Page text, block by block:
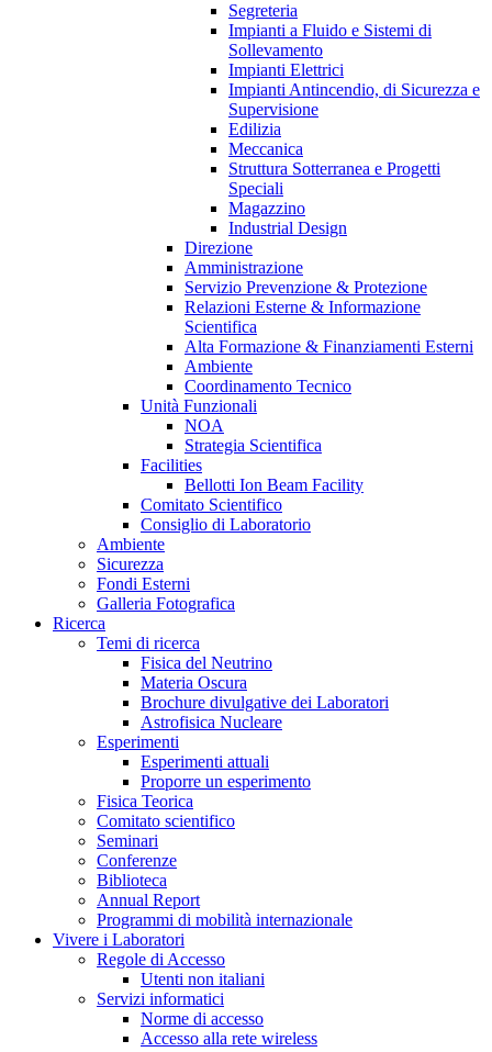
Segreteria
Impianti a Fluido e Sistemi di
Sollevamento
Impianti Elettrici
Impianti Antincendio, di Sicurezza e
Supervisione
Edilizia
Meccanica
Struttura Sotterranea e Progetti
Speciali
Magazzino
Industrial Design
Direzione
Amministrazione
Servizio Prevenzione & Protezione
Relazioni Esterne & Informazione
Scientifica
Alta Formazione & Finanziamenti Esterni
Ambiente
Coordinamento Tecnico
Unità Funzionali
NOA
Strategia Scientifica
Facilities
Bellotti Ion Beam Facility
Comitato Scientifico
Consiglio di Laboratorio
Ambiente
Sicurezza
Fondi Esterni
Galleria Fotografica
Ricerca
Temi di ricerca
Fisica del Neutrino
Materia Oscura
Brochure divulgative dei Laboratori
Astrofisica Nucleare
Esperimenti
Esperimenti attuali
Proporre un esperimento
Fisica Teorica
Comitato scientifico
Seminari
Conferenze
Biblioteca
Annual Report
Programmi di mobilità internazionale
Vivere i Laboratori
Regole di Accesso
Utenti non italiani
Servizi informatici
Norme di accesso
Accesso alla rete wireless